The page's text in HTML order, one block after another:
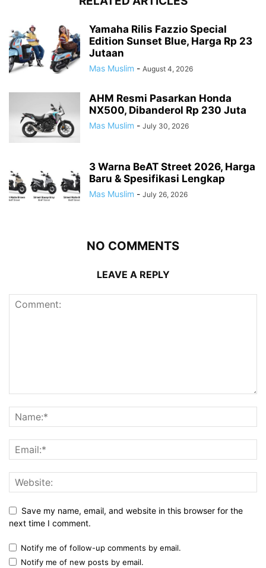
Yamaha Rilis Fazzio Special
Edition Sunset Blue, Harga Rp 23
Jutaan
Mas Muslim - August 4, 2026
AHM Resmi Pasarkan Honda
NX500, Dibanderol Rp 230 Juta
Mas Muslim - July 30, 2026
3 Warna BeAT Street 2026, Harga
Baru & Spesifikasi Lengkap
Mas Muslim - July 26, 2026
NO COMMENTS
LEAVE A REPLY
Save my name, email, and website in this browser for the
next time I comment.
Notify me of follow-up comments by email.
Notify me of new posts by email.